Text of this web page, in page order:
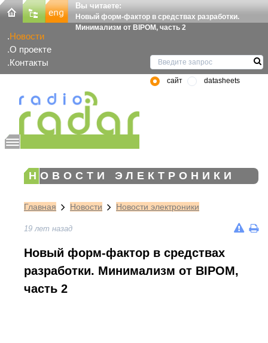
Вы читаете:
Новый форм-фактор в средствах разработки.
Минимализм от BIPOM, часть 2
Новости
О проекте
Контакты
сайт datasheets
НОВОСТИ ЭЛЕКТРОНИКИ
Главная Новости Новости электроники
19 лет назад
Новый форм-фактор в средствах
разработки. Минимализм от BIPOM,
часть 2